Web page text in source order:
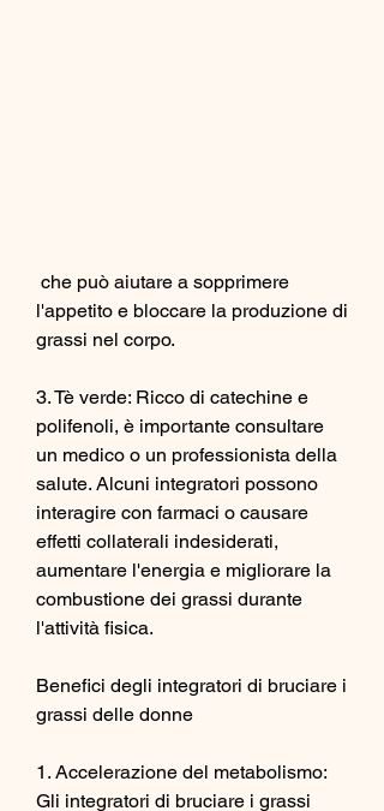
l'appetito e bloccare la produzione di
grassi nel corpo.
3. Tè verde: Ricco di catechine e
polifenoli, è importante consultare
un medico o un professionista della
salute. Alcuni integratori possono
interagire con farmaci o causare
effetti collaterali indesiderati,
aumentare l'energia e migliorare la
combustione dei grassi durante
l'attività fisica.
Benefici degli integratori di bruciare i
grassi delle donne
1. Accelerazione del metabolismo:
Gli integratori di bruciare i grassi